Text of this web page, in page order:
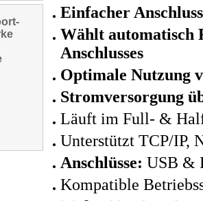
Einfacher
Wählt automatisch
Anschlusses
Optimale Nutzung
Stromversorgung
Läuft im Full- &
Unterstützt TCP/IP,
Anschlüsse: USB &
Kompatible